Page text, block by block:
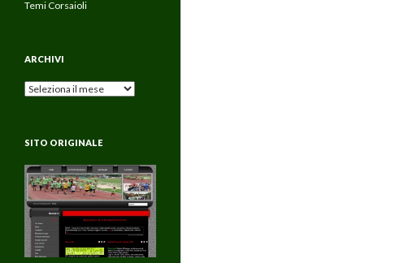
Temi Corsaioli
ARCHIVI
Archivi
SITO ORIGINALE